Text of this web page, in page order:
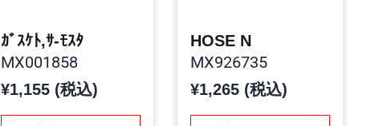
ｶﾞｽｹﾄ,ｻ-ﾓｽﾀ
MX001858
¥1,155 (税込)
HOSE N
MX926735
¥1,265 (税込)